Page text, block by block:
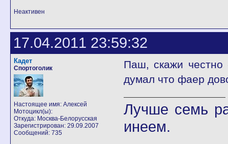
Неактивен
17.04.2011 23:59:32
Кадет
Спортоголик
Настоящее имя: Алексей
Мотоцикл(ы):
Откуда: Москва-Белорусская
Зарегистрирован: 29.09.2007
Сообщений: 735
Паш, скажи честно
думал что фаер
Лучше семь
инеем.